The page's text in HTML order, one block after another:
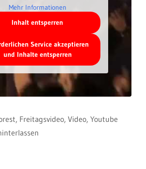
Mehr Informationen
Inhalt entsperren
Service akzeptieren
und Inhalte entsperren
, Freitagsvideo, Video, Youtube